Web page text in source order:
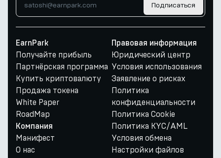
Подписаться
EarnPark
Получайте прибыль
Партнёрская программа
Купить криптовалюту
Продажа токена
White Paper
RoadMap
Компания
Манифест
О нас
Правовая информация
Юридический центр
Условия использования
Заявление о рисках
Политика
конфиденциальности
Политика Cookie
Политика KYC/AML
Условия обмена
Настройки файлов